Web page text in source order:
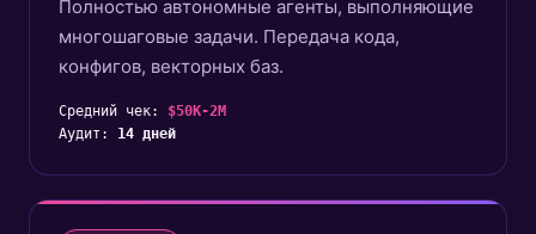
Полностью автономные агенты, выполняющие
многошаговые задачи. Передача кода,
конфигов, векторных баз.
Средний чек: $50K-2M
Аудит: 14 дней